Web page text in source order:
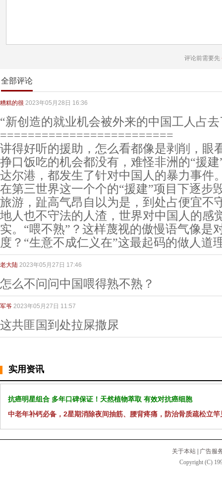
评论前需要先
全部评论
糟糕的很 2023年05月28日 16:36
“新创造的就业机会被外来的中国工人占去
=========================
讲得好听的援助，怎么看都像是剥削，眼
挣口饭吃的机会都没有，难怪非洲的“援
达尔港，都发生了针对中国人的暴力事件
在第三世界这一个个的“援建”项目下逐步
旅游，趾高气昂自以为是，到处占便宜不
地人也不守法的人渣，世界对中国人的感
实。“喂不熟”？这样蔑视的傲慢语气像是
度？“生意不成仁义在”这最起码的做人道
老大陆 2023年05月27日 17:46
怎么不问问中国喂得熟不熟？
军爷 2023年05月27日 11:57
这共匪国到处拉屎撒尿
实用资讯
抗癌明星组合 多年口碑保证！天然植物萃取 有效对抗癌细胞
中老年补钙必备，2星期消除夜间抽筋、腰背疼痛，防治骨质疏松立竿
关于本站
广告服
Copyright (C)